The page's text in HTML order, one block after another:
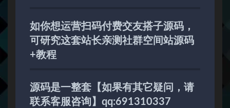
如你想运营扫码付费交友搭子源码，
可研究这套站长亲测社群空间站源码
+教程
源码是一整套【如果有其它疑问，请
联系客服咨询】qq:691310337